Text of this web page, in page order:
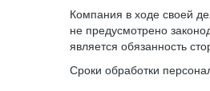
Компания в ходе своей
не предусмотрено
является обязанность
Сроки обработки